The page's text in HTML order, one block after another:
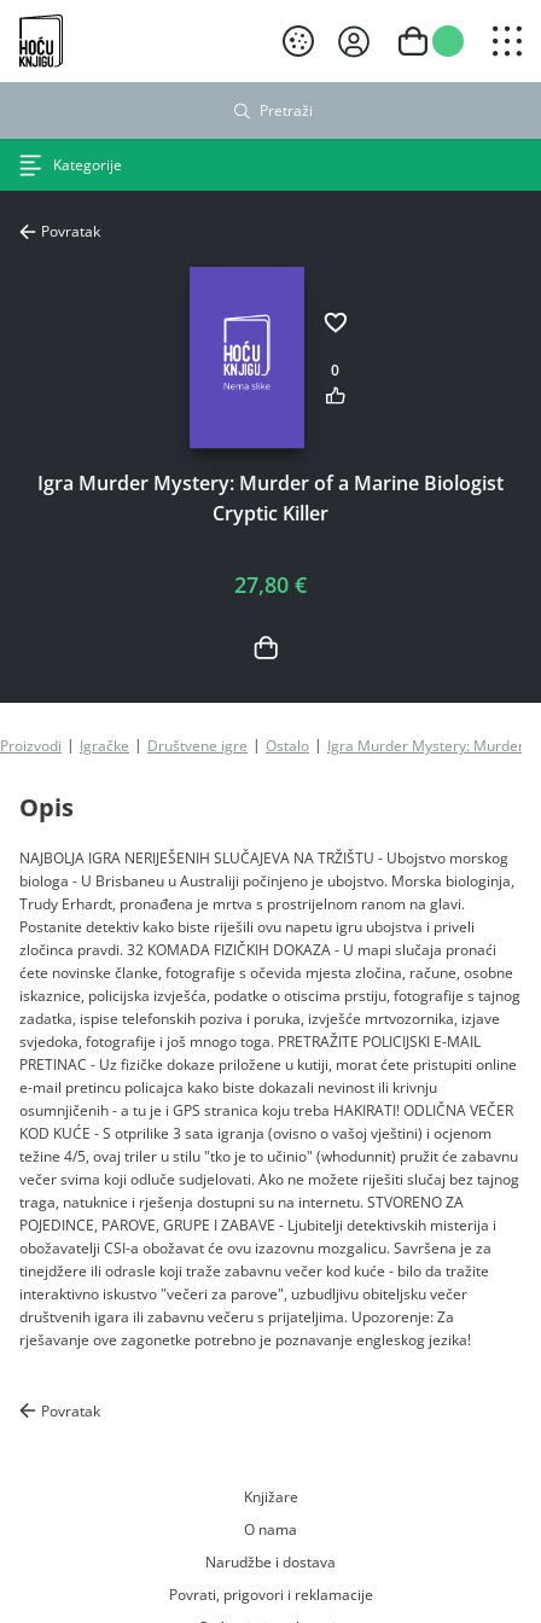
Hoću knjigu crni logo
Pretraži
Kategorije
Povratak
0
Igra Murder Mystery: Murder of a Marine Biologist
Cryptic Killer
27,80 €
Proizvodi Igračke Društvene igre Ostalo Igra Murder Mystery: Murder
Opis
NAJBOLJA IGRA NERIJEŠENIH SLUČAJEVA NA TRŽIŠTU - Ubojstvo morskog
biologa - U Brisbaneu u Australiji počinjeno je ubojstvo. Morska biologinja,
Trudy Erhardt, pronađena je mrtva s prostrijelnom ranom na glavi.
Postanite detektiv kako biste riješili ovu napetu igru ubojstva i priveli
zločinca pravdi. 32 KOMADA FIZIČKIH DOKAZA - U mapi slučaja pronaći
ćete novinske članke, fotografije s očevida mjesta zločina, račune, osobne
iskaznice, policijska izvješća, podatke o otiscima prstiju, fotografije s tajnog
zadatka, ispise telefonskih poziva i poruka, izvješće mrtvozornika, izjave
svjedoka, fotografije i još mnogo toga. PRETRAŽITE POLICIJSKI E-MAIL
PRETINAC - Uz fizičke dokaze priložene u kutiji, morat ćete pristupiti online
e-mail pretincu policajca kako biste dokazali nevinost ili krivnju
osumnjičenih - a tu je i GPS stranica koju treba HAKIRATI! ODLIČNA VEČER
KOD KUĆE - S otprilike 3 sata igranja (ovisno o vašoj vještini) i ocjenom
težine 4/5, ovaj triler u stilu "tko je to učinio" (whodunnit) pružit će zabavnu
večer svima koji odluče sudjelovati. Ako ne možete riješiti slučaj bez tajnog
traga, natuknice i rješenja dostupni su na internetu. STVORENO ZA
POJEDINCE, PAROVE, GRUPE I ZABAVE - Ljubitelji detektivskih misterija i
obožavatelji CSI-a obožavat će ovu izazovnu mozgalicu. Savršena je za
tinejdžere ili odrasle koji traže zabavnu večer kod kuće - bilo da tražite
interaktivno iskustvo "večeri za parove", uzbudljivu obiteljsku večer
društvenih igara ili zabavnu večeru s prijateljima. Upozorenje: Za
rješavanje ove zagonetke potrebno je poznavanje engleskog jezika!
Povratak
Knjižare
O nama
Narudžbe i dostava
Povrati, prigovori i reklamacije